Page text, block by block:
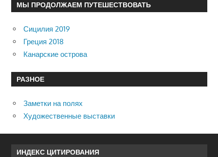
МЫ ПРОДОЛЖАЕМ ПУТЕШЕСТВОВАТЬ
Сицилия 2019
Греция 2018
Канарские острова
РАЗНОЕ
Заметки на полях
Художественные выставки
ИНДЕКС ЦИТИРОВАНИЯ